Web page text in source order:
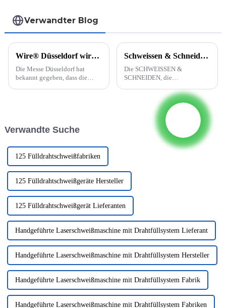
Verwandter Blog
Wire® Düsseldorf wird auf Juni 2022 verschoben.
Die Messe Düsseldorf hat
bekannt gegeben, dass die
Absprache mit den Partnern
Düsseldorf ...
Schweissen & Schneiden 2023 (Essen, Germany)
Die SCHWEISSEN &
SCHNEIDEN, die
Branche, kehrt in die Heimat
zurück. Die gesamte
internationale Community der
Füge-, Trenn- und
Beschichtungstechnik wird
sich erneut mit Ihnen treffen...
Verwandte Suche
125 Fülldrahtschweißfabriken
125 Fülldrahtschweißgeräte Hersteller
125 Fülldrahtschweißgerät Lieferanten
Handgeführte Laserschweißmaschine mit Drahtfüllsystem Lieferant
Handgeführte Laserschweißmaschine mit Drahtfüllsystem Hersteller
Handgeführte Laserschweißmaschine mit Drahtfüllsystem Fabrik
Handgeführte Laserschweißmaschine mit Drahtfüllsystem Fabriken